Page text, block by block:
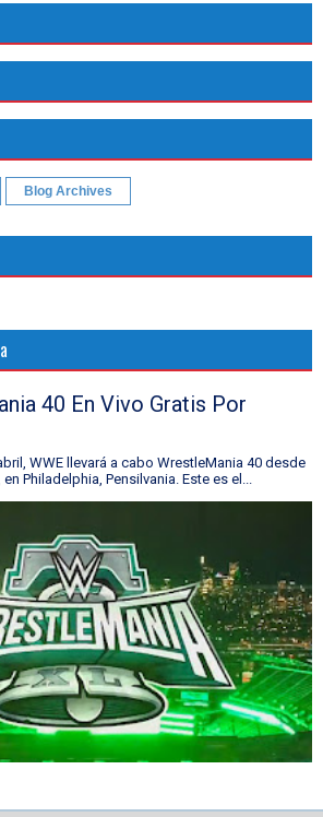
Blog Archives
40 En Vivo Gratis Por
WWE llevará a cabo WrestleMania 40 desde
Philadelphia, Pensilvania. Este es el...